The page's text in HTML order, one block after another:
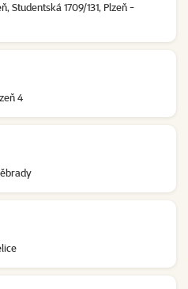
Studentská 1709/131, Plzeň -
4